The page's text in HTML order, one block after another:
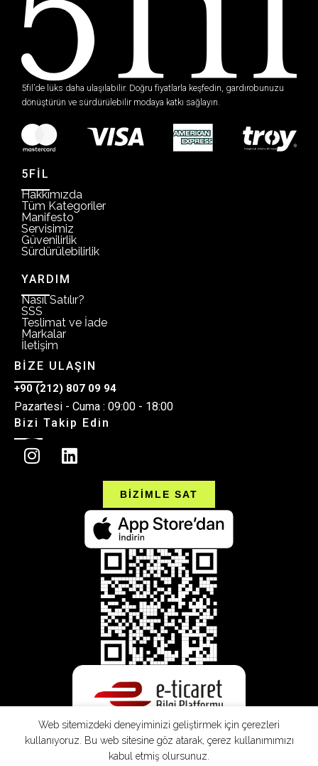
5fil’de lüks daha ulaşılabilir. Doğru fiyatlarla keşfedin, gardırobunuzu
dönüştürün ve sürdürülebilir modaya katkı sağlayın.
5FİL
Hakkımızda
Tüm Kategoriler
Manifesto
Servisimiz
Güvenilirlik
Sürdürülebilirlik
YARDIM
Nasıl Satılır?
SSS
Teslimat ve İade
Markalar
İletişim
BİZE ULAŞIN
+90 (212) 807 09 94
Pazartesi - Cuma : 09:00 - 18:00
Bizi Takip Edin
BİZİMLE SAT
Web sitemizdeki deneyiminizi geliştirmek için çerezleri
kullanıyoruz. Bu web sitesine göz atarak, çerez kullanımımızı
kabul etmiş olursunuz.